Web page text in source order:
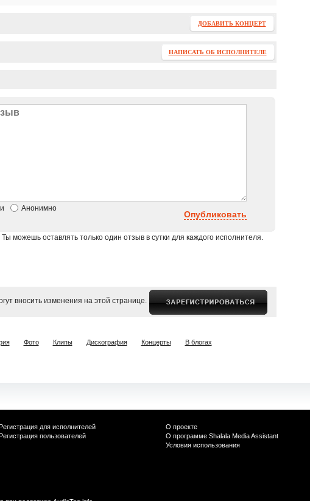
ДОБАВИТЬ КОНЦЕРТ
НАПИСАТЬ ОБ ИСПОЛНИТЕЛЕ
Анонимно
Опубликовать
Ты можешь оставлять только один отзыв в сутки для каждого исполнителя.
вносить изменения на этой странице.
Фото Клипы Дискография Концерты В блогах
для исполнителей
пользователей
О проекте
О программе Shalala Media Assistant
Условия использования